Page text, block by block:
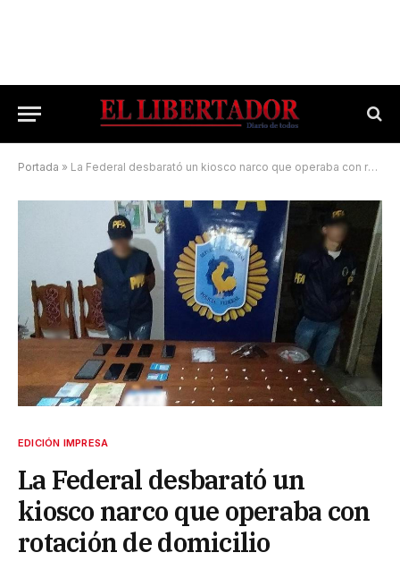
Portada » La Federal desbarató un kiosco narco que operaba con rotación de domicilio
EDICIÓN IMPRESA
La Federal desbarató un
kiosco narco que operaba con
rotación de domicilio